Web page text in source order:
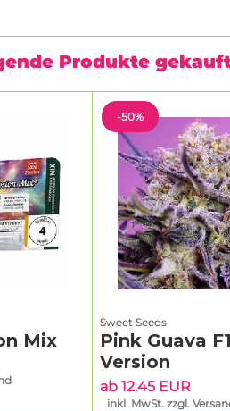
Produkte
Mix
-50%
Sweet Seeds
Pink Guava
Version
ab 12.45 EUR
inkl. MwSt. zzgl.